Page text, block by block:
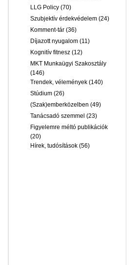
LLG Policy (70)
Szubjektív érdekvédelem (24)
Komment-tár (36)
Díjazott nyugalom (11)
Kognitív fitnesz (12)
MKT Munkaügyi Szakosztály
(146)
Trendek, vélemények (140)
Stúdium (26)
(Szak)emberközelben (49)
Tanácsadó szemmel (23)
Figyelemre méltó publikációk
(20)
Hírek, tudósítások (56)